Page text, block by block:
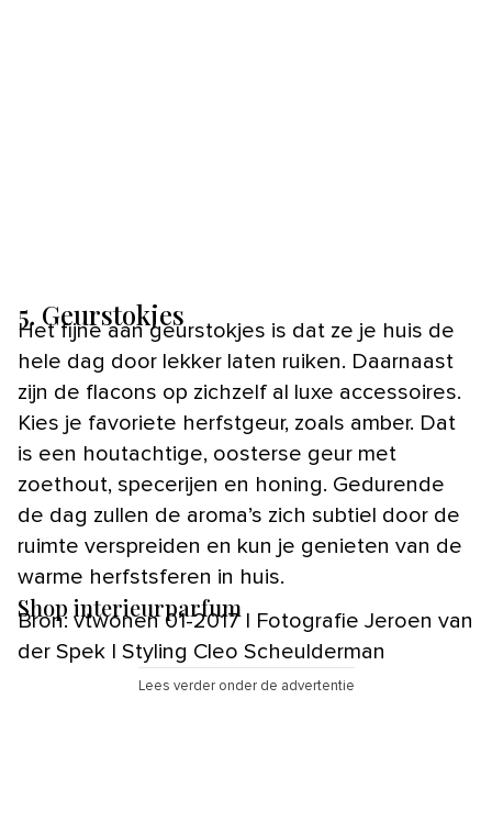
5. Geurstokjes
Het fijne aan geurstokjes is dat ze je huis de
hele dag door lekker laten ruiken. Daarnaast
zijn de flacons op zichzelf al luxe accessoires.
Kies je favoriete herfstgeur, zoals amber. Dat
is een houtachtige, oosterse geur met
zoethout, specerijen en honing. Gedurende
de dag zullen de aroma’s zich subtiel door de
ruimte verspreiden en kun je genieten van de
warme herfstsferen in huis.
Shop interieurparfum
Bron: vtwonen 01-2017 | Fotografie Jeroen van
der Spek | Styling Cleo Scheulderman
Lees verder onder de advertentie